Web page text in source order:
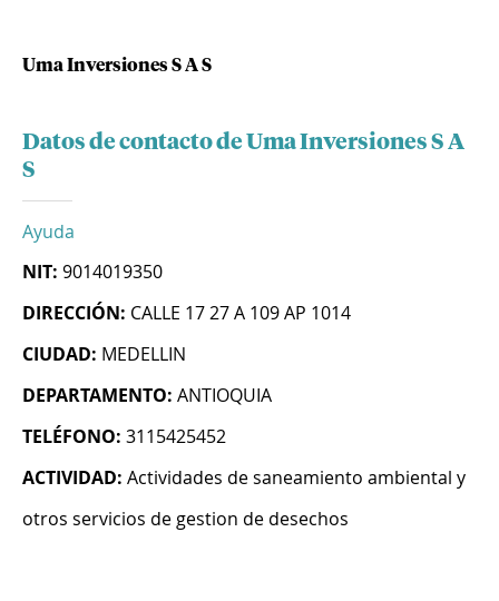
Uma Inversiones S A S
Datos de contacto de Uma Inversiones S A
S
Ayuda
NIT: 9014019350
DIRECCIÓN: CALLE 17 27 A 109 AP 1014
CIUDAD: MEDELLIN
DEPARTAMENTO: ANTIOQUIA
TELÉFONO: 3115425452
ACTIVIDAD: Actividades de saneamiento ambiental y
otros servicios de gestion de desechos